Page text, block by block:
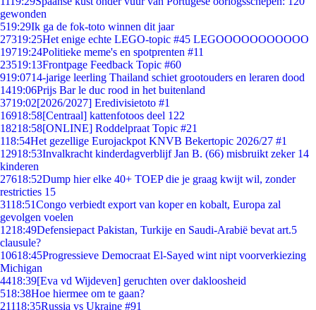
gewonden
519:29Ik ga de fok-toto winnen dit jaar
27319:25Het enige echte LEGO-topic #45 LEGOOOOOOOOOOO
19719:24Politieke meme's en spotprenten #11
23519:13Frontpage Feedback Topic #60
919:0714-jarige leerling Thailand schiet grootouders en leraren dood
1419:06Prijs Bar le duc rood in het buitenland
3719:02[2026/2027] Eredivisietoto #1
16918:58[Centraal] kattenfotoos deel 122
18218:58[ONLINE] Roddelpraat Topic #21
118:54Het gezellige Eurojackpot KNVB Bekertopic 2026/27 #1
12918:53Invalkracht kinderdagverblijf Jan B. (66) misbruikt zeker 14
kinderen
27618:52Dump hier elke 40+ TOEP die je graag kwijt wil, zonder
restricties 15
3118:51Congo verbiedt export van koper en kobalt, Europa zal
gevolgen voelen
1218:49Defensiepact Pakistan, Turkije en Saudi-Arabië bevat art.5
clausule?
10618:45Progressieve Democraat El-Sayed wint nipt voorverkiezing
Michigan
4418:39[Eva vd Wijdeven] geruchten over dakloosheid
518:38Hoe hiermee om te gaan?
21118:35Russia vs Ukraine #91